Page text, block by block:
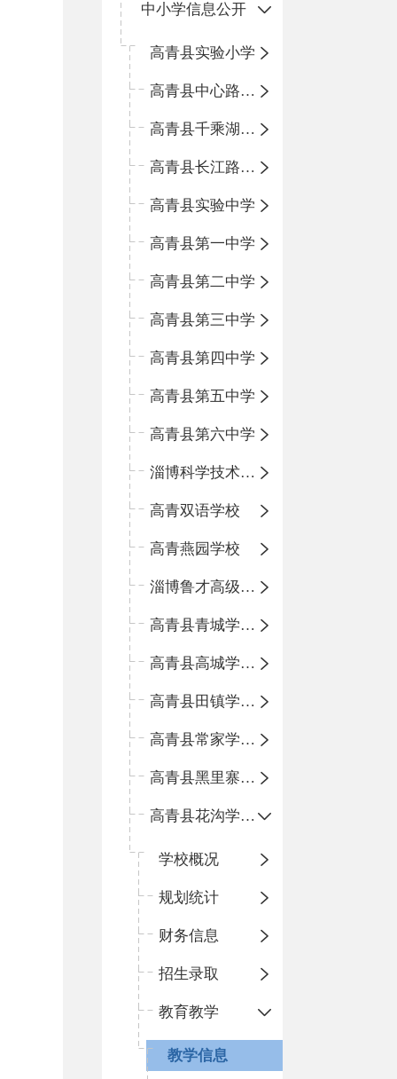
中小学信息公开
高青县实验小学
高青县中心路小学
高青县千乘湖小学
高青县长江路小学
高青县实验中学
高青县第一中学
高青县第二中学
高青县第三中学
高青县第四中学
高青县第五中学
高青县第六中学
淄博科学技术学校
高青双语学校
高青燕园学校
淄博鲁才高级中学
高青县青城学区中心小学
高青县高城学区中心小学
高青县田镇学区中心小学
高青县常家学区中心小学
高青县黑里寨学区中心小学
高青县花沟学区中心小学
学校概况
规划统计
财务信息
招生录取
教育教学
教学信息